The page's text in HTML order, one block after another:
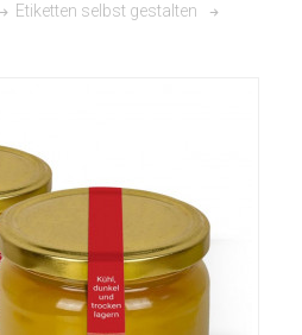
Etiketten selbst gestalten